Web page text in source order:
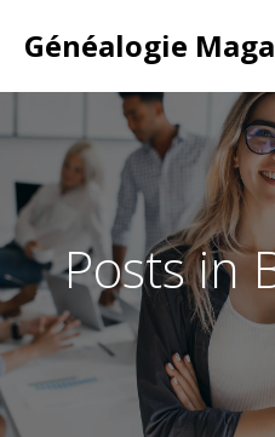
Généalogie
Posts in